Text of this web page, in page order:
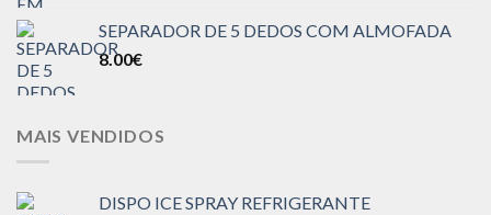
SEPARADOR DE 5 DEDOS COM ALMOFADA
8.00€
MAIS VENDIDOS
DISPO ICE SPRAY REFRIGERANTE